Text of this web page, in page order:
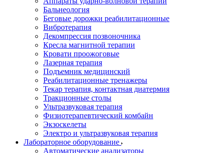
Бальнеология
Беговые дорожки реабилитационные
Вибротерапия
Декомпрессия позвоночника
Кресла магнитной терапии
Кровати проожоговые
Лазерная терапия
Подъемник медицинский
Реабилитационные тренажеры
Текар терапия, контактная диатермия
Тракционные столы
Ультразвуковая терапия
Физиотерапевтический комбайн
Экзоскелеты
Электро и ультразвуковая терапия
Лабораторное оборудование
Автоматические анализаторы